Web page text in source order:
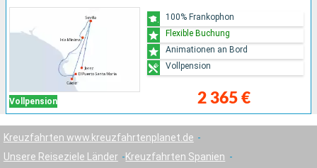
Vollpension 2 365 €
100% Frankophon
Flexible Buchung
Animationen an Bord
Vollpension
Kreuzfahrten www.kreuzfahrtenplanet.de
Unsere Reiseziele Länder
Kreuzfahrten Spanien